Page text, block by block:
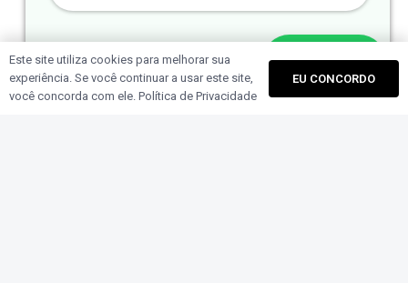
https://flowup.agency/portfolio/·Clientes:
Quem somos: https://flowup.agency/quem-somos/·
FAQ geral: https://flowup.agency/faq/
Enviar
Este site utiliza cookies para melhorar sua
experiência. Se você continuar a usar este site,
você concorda com ele. Política de Privacidade
EU CONCORDO